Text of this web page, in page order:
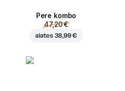
Pere kombo
47,20 €
alates 38,99 €